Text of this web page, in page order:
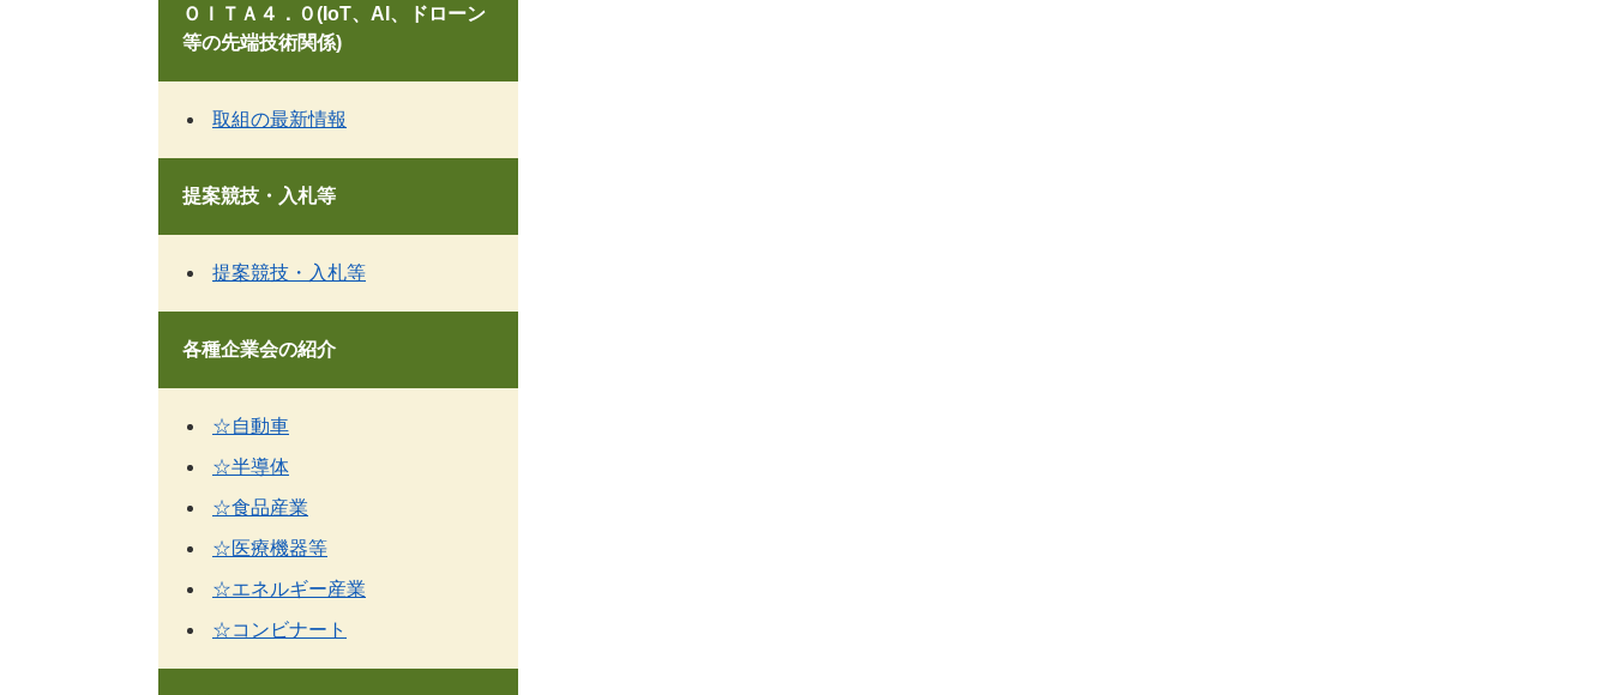
ＯＩＴＡ４．０(IoT、AI、ドローン
等の先端技術関係)
取組の最新情報
提案競技・入札等
提案競技・入札等
各種企業会の紹介
☆自動車
☆半導体
☆食品産業
☆医療機器等
☆エネルギー産業
☆コンビナート